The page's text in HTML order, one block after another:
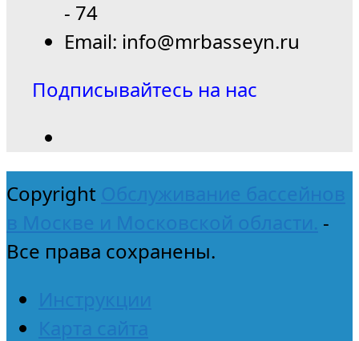
- 74
Email: info@mrbasseyn.ru
Подписывайтесь на нас
Copyright Обслуживание бассейнов
в Москве и Московской области. -
Все права сохранены.
Инструкции
Карта сайта